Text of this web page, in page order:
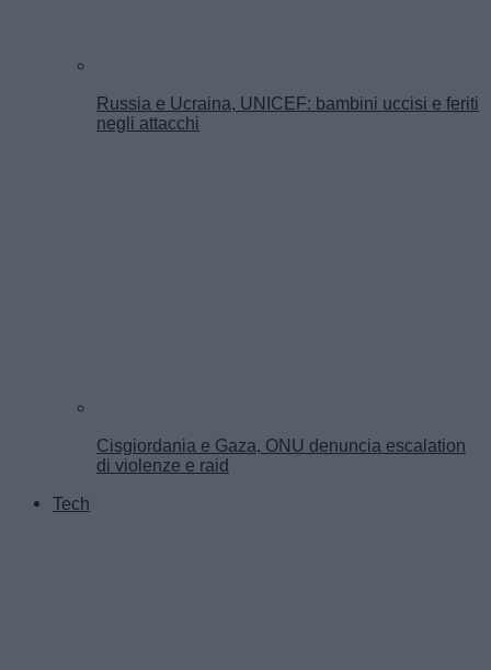
Russia e Ucraina, UNICEF: bambini uccisi e feriti
negli attacchi
Cisgiordania e Gaza, ONU denuncia escalation
di violenze e raid
Tech